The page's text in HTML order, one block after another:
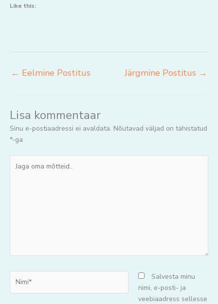
Like this:
← Eelmine Postitus Järgmine Postitus →
Lisa kommentaar
Sinu e-postiaadressi ei avaldata. Nõutavad väljad on tähistatud
*-ga
oma
Salvesta minu
nimi, e-posti- ja
veebiaadress sellesse